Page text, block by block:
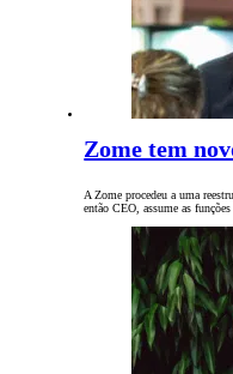
Zome tem
A Zome procedeu a uma
então CEO, assume as